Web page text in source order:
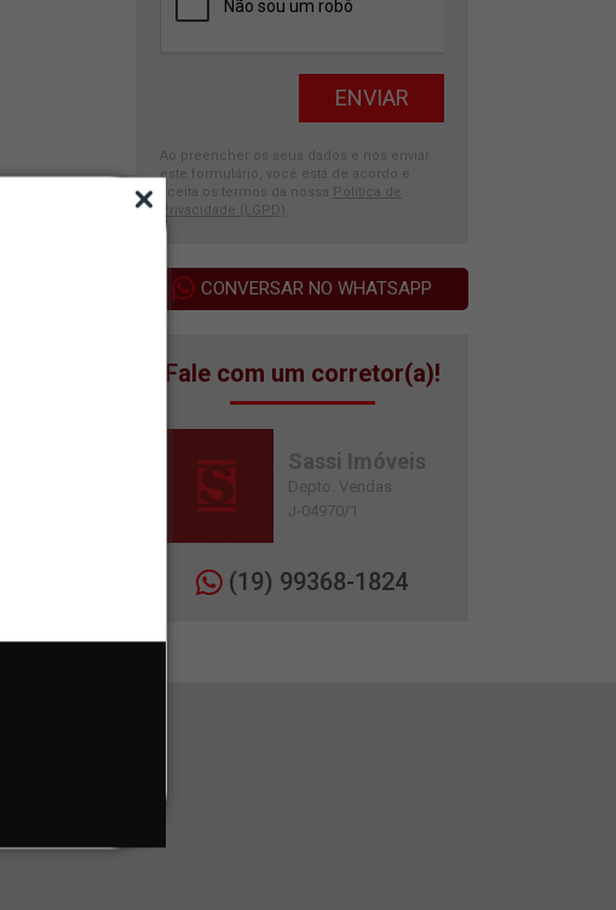
Ao preencher os seus dados e nos enviar
este formulário, você está de acordo e
aceita os termos da nossa
Política de
Privacidade (LGPD)
CONVERSAR NO WHATSAPP
Fale com um corretor(a)!
Sassi Imóveis
Depto. Vendas
J-04970/1
(19) 99368-1824